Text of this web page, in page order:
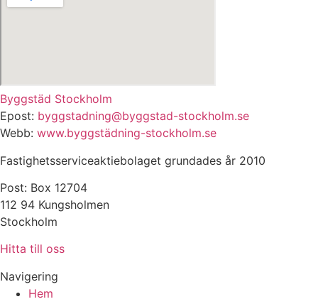
Byggstäd Stockholm
Epost: byggstadning@byggstad-stockholm.se
Webb: www.byggstädning-stockholm.se
Fastighetsserviceaktiebolaget grundades år 2010
Post: Box 12704
112 94 Kungsholmen
Stockholm
Hitta till oss
Navigering
Hem